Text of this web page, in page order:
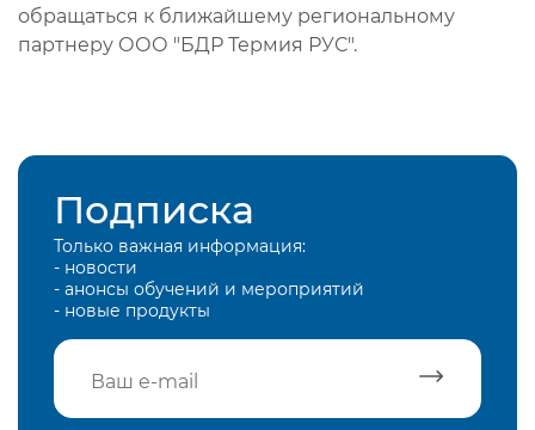
обращаться к ближайшему региональному
партнеру ООО "БДР Термия РУС".
Подписка
Только важная информация:
- новости
- анонсы обучений и мероприятий
- новые продукты